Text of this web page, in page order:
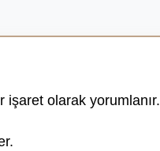
işaret olarak yorumlanır.